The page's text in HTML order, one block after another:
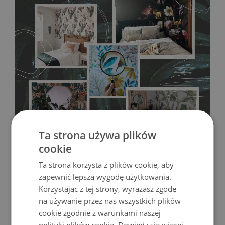
więcej niż 30-60 minut. Fototapetą na materiale MagicStick
możesz udekorować każde wnętrze!
Ta strona używa plików
cookie
Ta strona korzysta z plików cookie, aby
zapewnić lepszą wygodę użytkowania.
Korzystając z tej strony, wyrażasz zgodę
na używanie przez nas wszystkich plików
cookie zgodnie z warunkami naszej